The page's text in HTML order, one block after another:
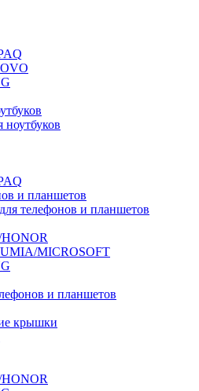
ноутбуков
и планшетов
телефонов и планшетов
MICROSOFT
и планшетов
крышки